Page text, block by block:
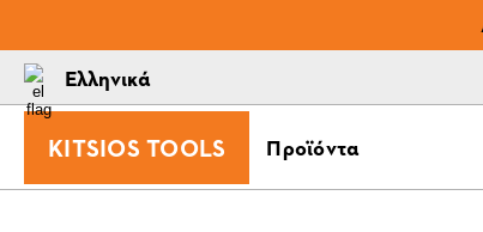
Ελληνικά
KITSIOS TOOLS Προϊόντα